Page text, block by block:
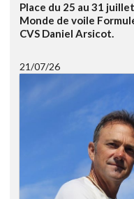
Place du 25 au 31
Monde de voile
CVS Daniel Arsicot.
21/07/26